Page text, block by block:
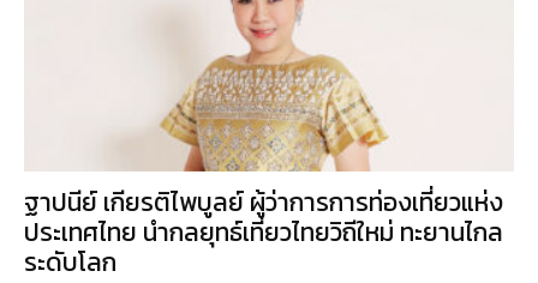
ฐาปนีย์ เกียรติไพบูลย์ ผู้ว่าการการท่องเที่ยวแห่ง
ประเทศไทย นำกลยุทธ์เที่ยวไทยวิถีใหม่ ทะยานไกล
ระดับโลก